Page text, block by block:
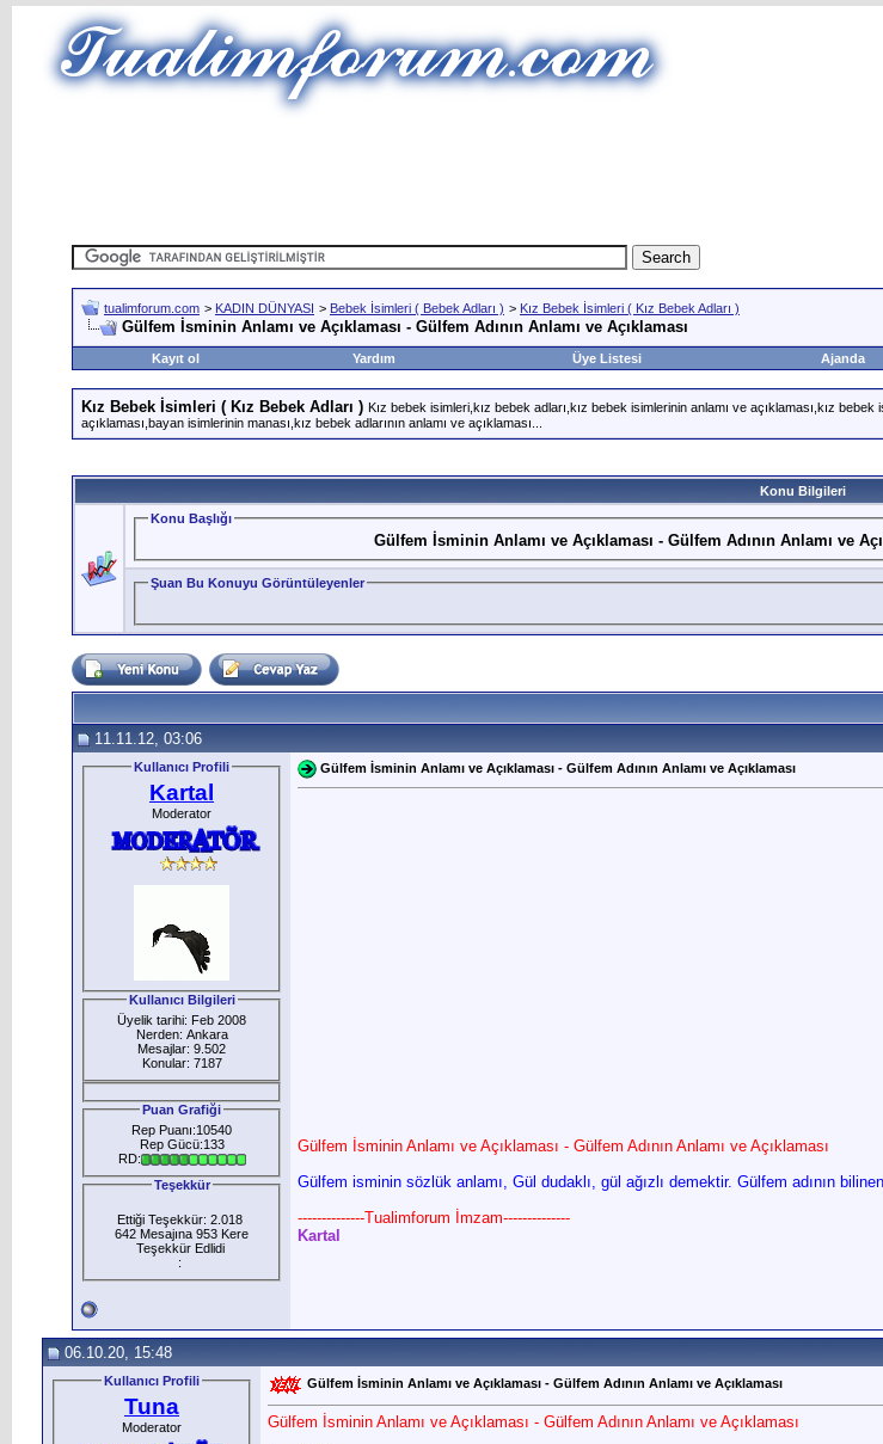
tualimforum.com > KADIN DÜNYASI > Bebek İsimleri ( Bebek Adları ) > Kız Bebek İsimleri ( Kız Bebek Adları )
Gülfem İsminin Anlamı ve Açıklaması - Gülfem Adının Anlamı ve Açıklaması
Kayıt ol
Yardım Üye Listesi Ajanda
Kız Bebek İsimleri ( Kız Bebek Adları ) Kız bebek isimleri,kız bebek adları,kız bebek isimlerinin anlamı ve açıklaması,kız
açıklaması,bayan isimlerinin manası,kız bebek adlarının anlamı ve açıklaması...
Konu Bilgileri
Konu Başlığı
Gülfem İsminin Anlamı ve Açıklaması - Gülfem Adının Anlamı ve
Şuan Bu Konuyu Görüntüleyenler
11.11.12, 03:06
Kullanıcı Profili
Kartal
Moderator
Kullanıcı Bilgileri
Üyelik tarihi: Feb 2008
Nerden: Ankara
Mesajlar: 9.502
Konular: 7187
Puan Grafiği
Rep Puanı:10540
Rep Gücü:133
RD:
Teşekkür
Ettiği Teşekkür: 2.018
642 Mesajına 953 Kere
Teşekkür Edlidi
:
Gülfem İsminin Anlamı ve Açıklaması - Gülfem Adının Anlamı ve Açıklaması
Gülfem İsminin Anlamı ve Açıklaması - Gülfem Adının Anlamı ve Açıklaması
Gülfem isminin sözlük anlamı, Gül dudaklı, gül ağızlı demektir. Gülfem adının
--------------Tualimforum İmzam--------------
Kartal
06.10.20, 15:48
Kullanıcı Profili
Tuna
Moderator
Gülfem İsminin Anlamı ve Açıklaması - Gülfem Adının Anlamı ve Açıklaması
Gülfem İsminin Anlamı ve Açıklaması - Gülfem Adının Anlamı ve Açıklaması